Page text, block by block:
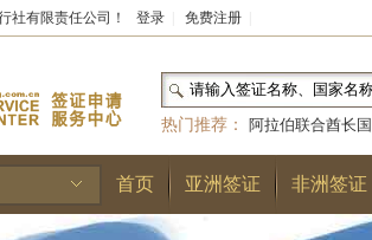
社有限责任公司！ 登录 免费注册
热门推荐：
阿拉伯联合酋长国
和国|布基纳法索|巴勒斯坦
林王国|安道尔公国|
首页 亚洲签证 非洲签证